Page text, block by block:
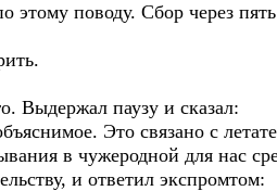
этому поводу. Сбор через
Выдержал паузу и сказал:
Это связано с
в чужеродной для нас
и ответил экспромтом: